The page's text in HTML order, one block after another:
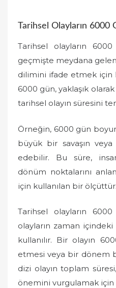
Tarihsel Olayların 6000
Tarihsel olayların
geçmişte meydana
dilimini ifade etmek için
6000 gün, yaklaşık
tarihsel olayın süresini
Örneğin, 6000 gün
büyük bir savaşın
edebilir. Bu süre,
dönüm noktalarını
için kullanılan bir ölçüttür.
Tarihsel olayların
olayların zaman
kullanılır. Bir olayın
etmesi veya bir dönem
dizi olayın toplam
önemini vurgulamak için